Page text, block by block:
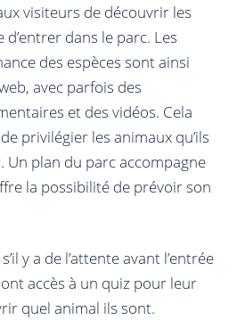
visiteurs de découvrir les
dans le parc. Les
des espèces sont ainsi
avec parfois des
et des vidéos. Cela
privilégier les animaux qu’ils
plan du parc accompagne
la possibilité de prévoir son
y a de l’attente avant l’entrée
accès à un quiz pour leur
quel animal ils sont.